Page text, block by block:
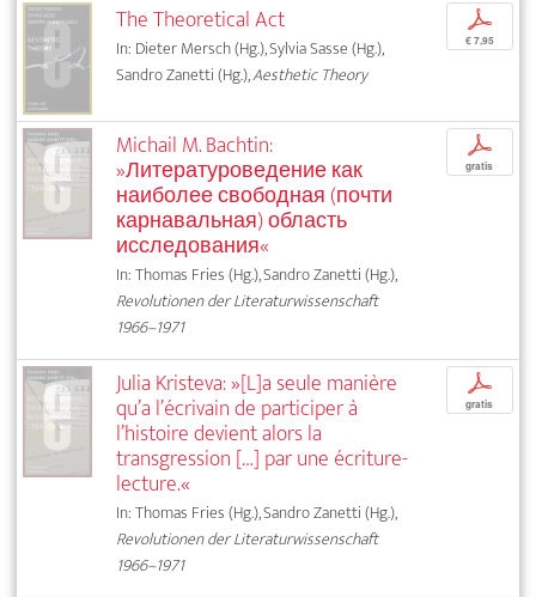
The Theoretical Act
In: Dieter Mersch (Hg.), Sylvia Sasse (Hg.),
Sandro Zanetti (Hg.),Aesthetic Theory
p
€ 7,95
Michail M. Bachtin:
»Литературоведение как
наиболее свободная (почти
карнавальная) область
исследования«
In: Thomas Fries (Hg.), Sandro Zanetti (Hg.),
Revolutionen der Literaturwissenschaft
1966–1971
p
gratis
Julia Kristeva: »[L]a seule manière
qu’a l’écrivain de participer à
l’histoire devient alors la
transgression […] par une écriture-
lecture.«
In: Thomas Fries (Hg.), Sandro Zanetti (Hg.),
Revolutionen der Literaturwissenschaft
1966–1971
p
gratis